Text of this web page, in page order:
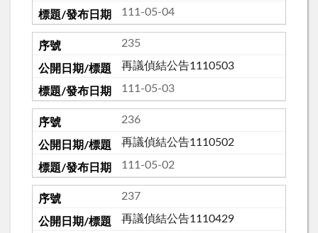
111-05-04
235
再議偵結公告1110503
111-05-03
236
再議偵結公告1110502
111-05-02
237
再議偵結公告1110429